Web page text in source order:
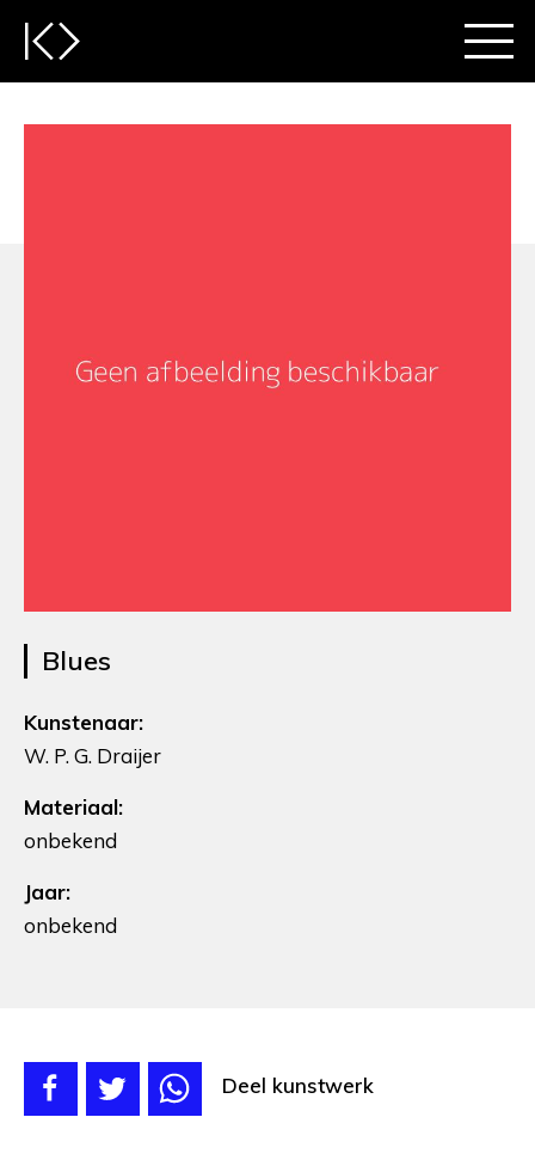
Blues
Kunstenaar:
W. P. G. Draijer
Materiaal:
onbekend
Jaar:
onbekend
Deel kunstwerk